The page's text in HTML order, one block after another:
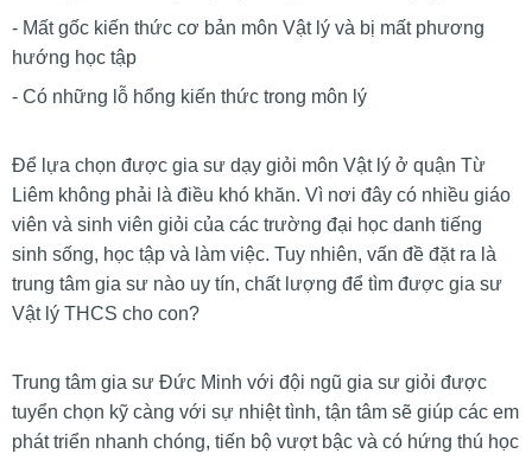
- Mất gốc kiến thức cơ bản môn Vật lý và bị mất phương
hướng học tập
- Có những lỗ hổng kiến thức trong môn lý
Để lựa chọn được gia sư dạy giỏi môn Vật lý ở quận Từ
Liêm không phải là điều khó khăn. Vì nơi đây có nhiều giáo
viên và sinh viên giỏi của các trường đại học danh tiếng
sinh sống, học tập và làm việc. Tuy nhiên, vấn đề đặt ra là
trung tâm gia sư nào uy tín, chất lượng để tìm được gia sư
Vật lý THCS cho con?
Trung tâm gia sư Đức Minh với đội ngũ gia sư giỏi được
tuyển chọn kỹ càng với sự nhiệt tình, tận tâm sẽ giúp các em
phát triển nhanh chóng, tiến bộ vượt bậc và có hứng thú học